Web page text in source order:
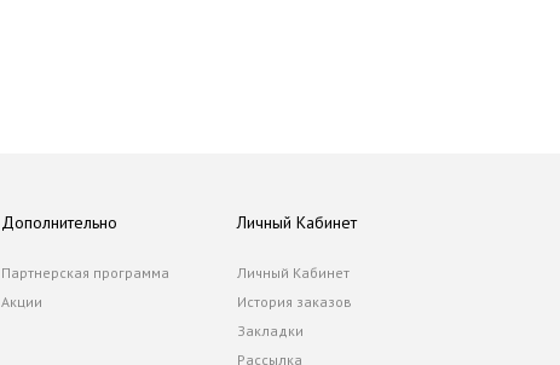
Дополнительно
Партнерская программа
Акции
Личный Кабинет
Личный Кабинет
История заказов
Закладки
Рассылка